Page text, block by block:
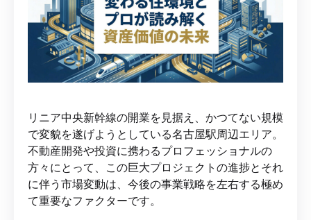
リニア中央新幹線の開業を見据え、かつてない規模
で変貌を遂げようとしている名古屋駅周辺エリア。
不動産開発や投資に携わるプロフェッショナルの
方々にとって、この巨大プロジェクトの進捗とそれ
に伴う市場変動は、今後の事業戦略を左右する極め
て重要なファクターです。